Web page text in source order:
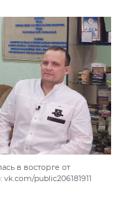
в восторге от
public206181911